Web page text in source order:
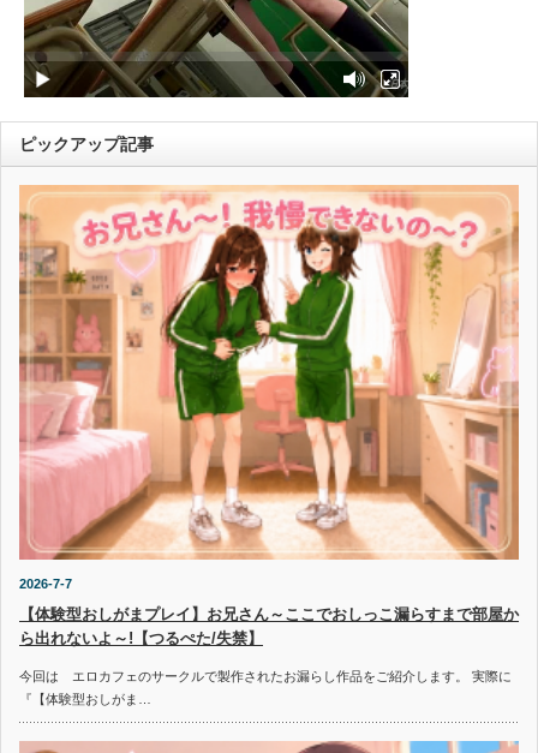
ピックアップ記事
2026-7-7
【体験型おしがまプレイ】お兄さん～ここでおしっこ漏らすまで部屋か
ら出れないよ～!【つるぺた/失禁】
今回は エロカフェのサークルで製作されたお漏らし作品をご紹介します。 実際に
『【体験型おしがま…